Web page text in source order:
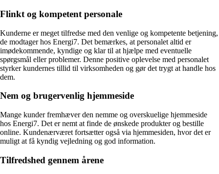
Flinkt og kompetent personale
Kunderne er meget tilfredse med den venlige og kompetente betjening,
de modtager hos Energi7. Det bemærkes, at personalet altid er
imødekommende, kyndige og klar til at hjælpe med eventuelle
spørgsmål eller problemer. Denne positive oplevelse med personalet
styrker kundernes tillid til virksomheden og gør det trygt at handle hos
dem.
Nem og brugervenlig hjemmeside
Mange kunder fremhæver den nemme og overskuelige hjemmeside
hos Energi7. Det er nemt at finde de ønskede produkter og bestille
online. Kundenærværet fortsætter også via hjemmesiden, hvor det er
muligt at få kyndig vejledning og god information.
Tilfredshed gennem årene